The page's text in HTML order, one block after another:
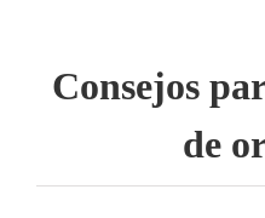
Consejos
de